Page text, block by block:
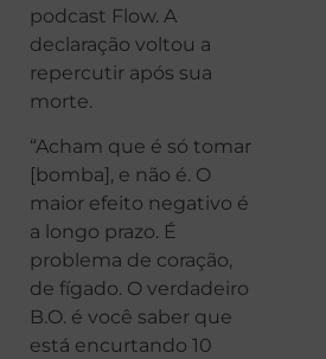
podcast Flow. A
declaração voltou a
repercutir após sua
morte.
“Acham que é só tomar
[bomba], e não é. O
maior efeito negativo é
a longo prazo. É
problema de coração,
de fígado. O verdadeiro
B.O. é você saber que
está encurtando 10